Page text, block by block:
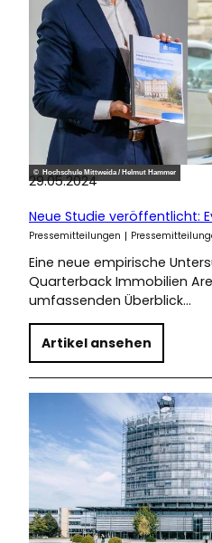
© Hochschule Mittweida / Helmut Hammer
29.05.2024
Pressemitteilungen
Eine neue empirische
Quarterback Immobilien
umfassenden Überblick…
Artikel ansehen